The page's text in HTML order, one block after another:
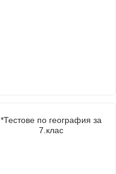
*Тестове по география за
7.клас